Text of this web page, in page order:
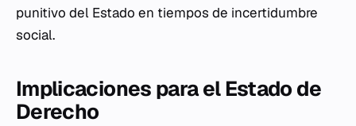
punitivo del Estado en tiempos de incertidumbre
social.
Implicaciones para el Estado de
Derecho